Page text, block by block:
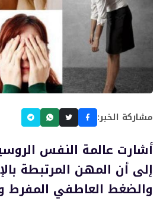
مشاركة الخبر:
أشارت عالمة النفس
إلى أن المهن المرتبطة
والضغط العاطفي المفرط